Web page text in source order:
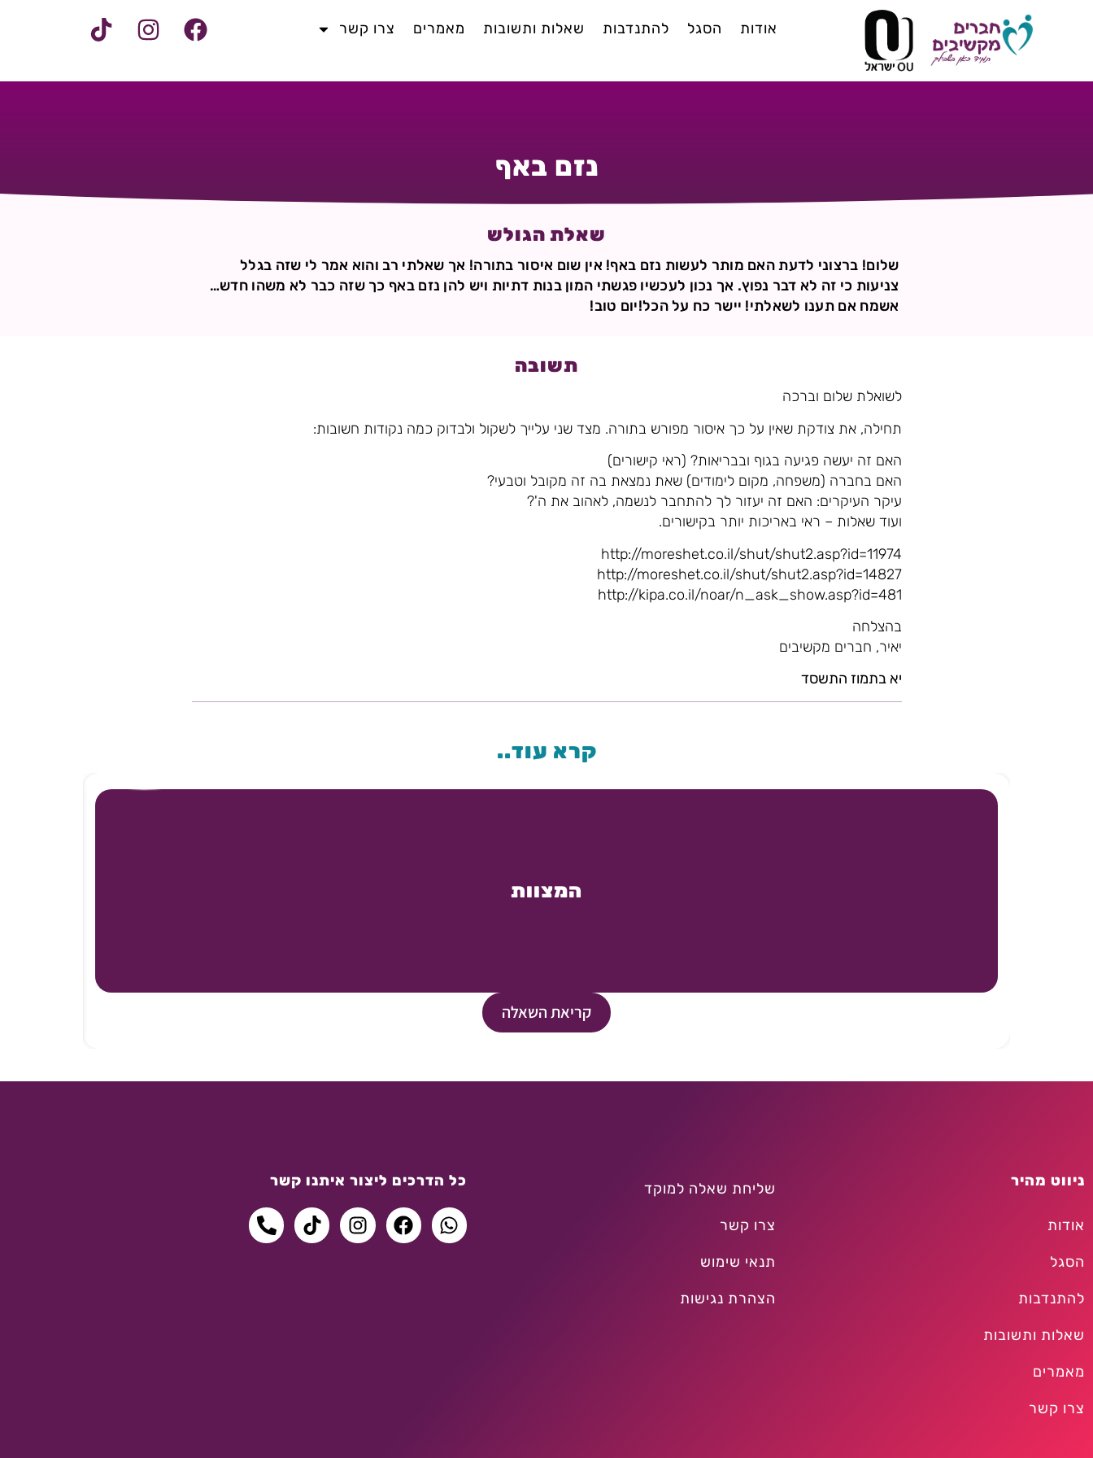
אודות הסגל להתנדבות שאלות ותשובות מאמרים צרו קשר
נזם באף
שאלת הגולש
שלום! ברצוני לדעת האם מותר לעשות נזם באף! אין שום איסור בתורה! אך שאלתי רב והוא אמר לי שזה בגלל
צניעות כי זה לא דבר נפוץ. אך נכון לעכשיו פגשתי המון בנות דתיות ויש להן נזם באף כך שזה כבר לא משהו חדש…
אשמח אם תענו לשאלתי! יישר כח על הכל!יום טוב!
תשובה
לשואלת שלום וברכה
תחילה, את צודקת שאין על כך איסור מפורש בתורה. מצד שני עלייך לשקול ולבדוק כמה נקודות חשובות:
האם זה יעשה פגיעה בגוף ובבריאות? (ראי קישורים)
האם בחברה (משפחה, מקום לימודים) שאת נמצאת בה זה מקובל וטבעי?
עיקר העיקרים: האם זה יעזור לך להתחבר לנשמה, לאהוב את ה'?
ועוד שאלות – ראי באריכות יותר בקישורים.
http://moreshet.co.il/shut/shut2.asp?id=11974
http://moreshet.co.il/shut/shut2.asp?id=14827
http://kipa.co.il/noar/n_ask_show.asp?id=481
בהצלחה
יאיר, חברים מקשיבים
יא בתמוז התשסד
קרא עוד..
המצוות
קריאת השאלה
ניווט מהיר
אודות
הסגל
להתנדבות
שאלות ותשובות
מאמרים
צרו קשר
שליחת שאלה למוקד
צרו קשר
תנאי שימוש
הצהרת נגישות
כל הדרכים ליצור איתנו קשר